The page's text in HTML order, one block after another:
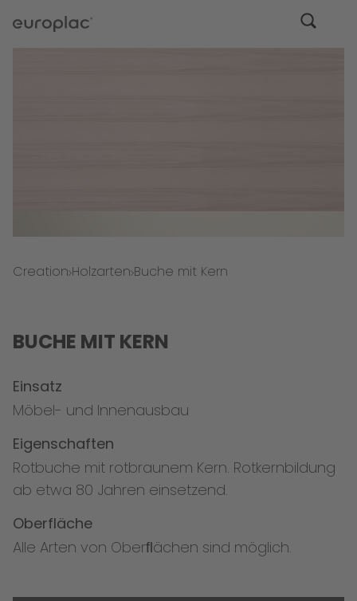
Creation Holzarten Buche mit Kern
BUCHE MIT KERN
Einsatz
Möbel- und Innenausbau
Eigenschaften
Rotbuche mit rotbraunem Kern. Rotkernbildung
ab etwa 80 Jahren einsetzend.
Oberfläche
Alle Arten von Oberﬂächen sind möglich.